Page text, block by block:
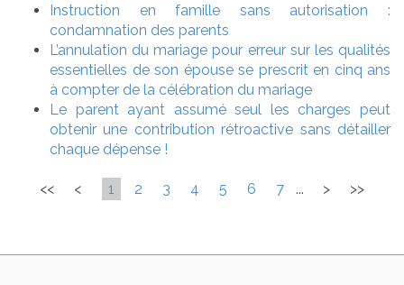
Instruction en famille sans autorisation :
condamnation des parents
L’annulation du mariage pour erreur sur les qualités
essentielles de son épouse se prescrit en cinq ans
à compter de la célébration du mariage
Le parent ayant assumé seul les charges peut
obtenir une contribution rétroactive sans détailler
chaque dépense !
<< < 1 2 3 4 5 6 7 ... > >>